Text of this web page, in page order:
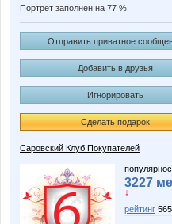
Портрет заполнен на 77 %
Отправить приватное
Добавить в друзья
Игнорировать
Сделать подарок
Саровский Клуб Покупателей
3227
↓
рейтинг